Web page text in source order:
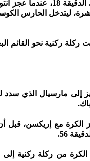
وأنقذ حارس نوتنجهام، كيلور نافاس، مرماه من هدف محقق في
ليتدخل الحارس
في الدقيقة 25، عندما وصلت ركلة ركنية نحو
32، بعدما مرر فرنانديز إلى مارسيال
الكرة مع إريكسن، قبل
56.
في الدقيقة 73، عندما وصلت الكرة من ركلة